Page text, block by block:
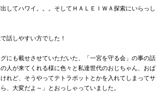
してハワイ。。。そしてＨＡＬＥＩＷＡ探索にいらっし
話しやすい方でした！
にも載せさせていただいた、「一宮を守る会」の事の話
人が来てくれる様に色々と私達世代のおじちゃん、おば
れど、そうやってテトラポットとかを入れてしまってサ
、大変だよ～」とおっしゃっていました。